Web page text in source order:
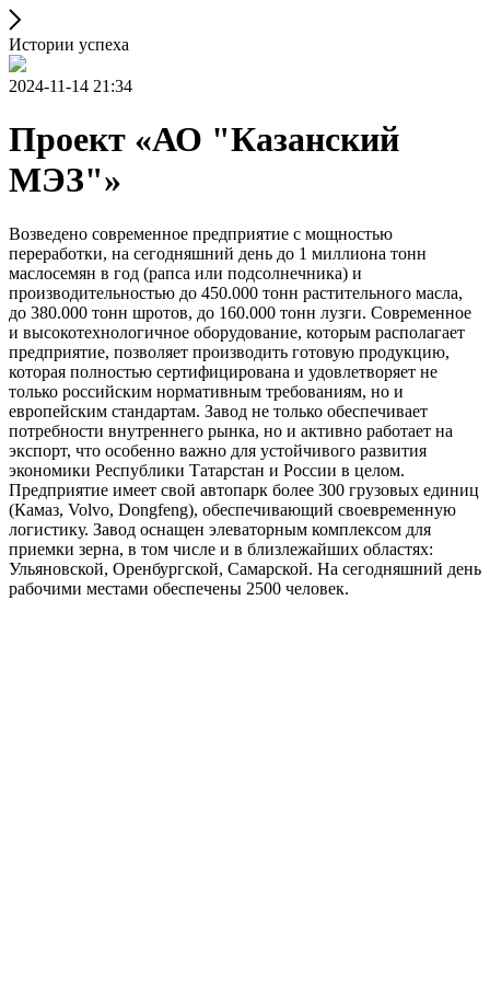
Истории успеха
2024-11-14 21:34
Проект «АО "Казанский
МЭЗ"»
Возведено современное предприятие с мощностью
переработки, на сегодняшний день до 1 миллиона тонн
маслосемян в год (рапса или подсолнечника) и
производительностью до 450.000 тонн растительного масла,
до 380.000 тонн шротов, до 160.000 тонн лузги. Современное
и высокотехнологичное оборудование, которым располагает
предприятие, позволяет производить готовую продукцию,
которая полностью сертифицирована и удовлетворяет не
только российским нормативным требованиям, но и
европейским стандартам. Завод не только обеспечивает
потребности внутреннего рынка, но и активно работает на
экспорт, что особенно важно для устойчивого развития
экономики Республики Татарстан и России в целом.
Предприятие имеет свой автопарк более 300 грузовых единиц
(Камаз, Volvo, Dongfeng), обеспечивающий своевременную
логистику. Завод оснащен элеваторным комплексом для
приемки зерна, в том числе и в близлежайших областях:
Ульяновской, Оренбургской, Самарской. На сегодняшний день
рабочими местами обеспечены 2500 человек.